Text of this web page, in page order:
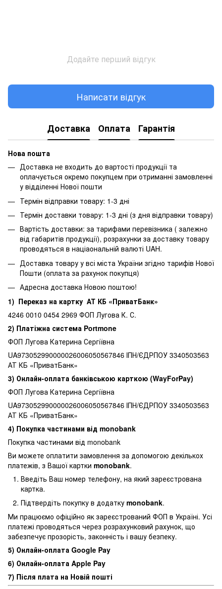
Додайте перший відгук
Написати відгук
Доставка Оплата Гарантія
Нова пошта
Доставка не входить до вартості продукції та
оплачується окремо покупцем при отриманні замовленні
у відділенні Нової пошти
Термін відправки товару: 1-3 дні
Термін доставки товару: 1-3 дні (з дня відправки товару)
Вартість доставки: за тарифами перевізника ( залежно
від габаритів продукції), розрахунки за доставку товару
проводяться в націаональній валюті UAH.
Доставка товару у всі міста України згідно тарифів Нової
Пошти (оплата за рахунок покупця)
Адресна доставка Новою поштою!
1) Переказ на картку АТ КБ «ПриватБанк»
4246 0010 0454 2969 ФОП Лугова К. С.
2) Платіжна система Portmone
ФОП Лугова Катерина Сергіївна
UA973052990000026006050567846 ІПН/ЄДРПОУ 3340503563
АТ КБ «ПриватБанк»
3) Онлайн-оплата банківською карткою (WayForPay)
ФОП Лугова Катерина Сергіївна
UA973052990000026006050567846 ІПН/ЄДРПОУ 3340503563
АТ КБ «ПриватБанк»
4) Покупка частинами від monobank
Покупка частинами від monobank
Ви можете оплатити замовлення за допомогою декількох
платежів, з Вашої картки monobank.
Введіть Ваш номер телефону, на який зареєстрована
картка.
Підтвердіть покупку в додатку monobank.
Ми працюємо офіційно як зареєстрований ФОП в Україні. Усі
платежі проводяться через розрахунковий рахунок, що
забезпечує прозорість, законність і вашу безпеку.
5) Онлайн-оплата Google Pay
6) Онлайн-оплата Apple Pay
7) Після плата на Новій пошті